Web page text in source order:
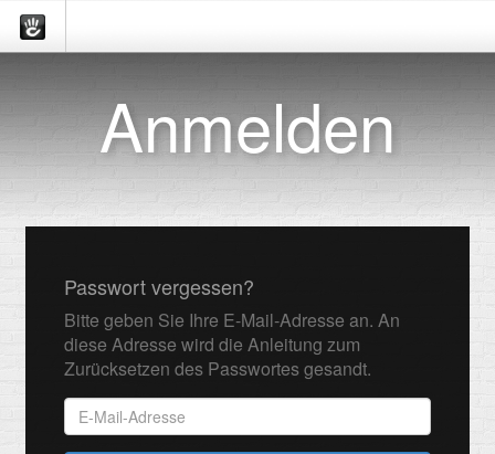
Anmelden
Passwort vergessen?
Bitte geben Sie Ihre E-Mail-Adresse an. An
diese Adresse wird die Anleitung zum
Zurücksetzen des Passwortes gesandt.